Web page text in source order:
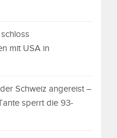
mit USA in
Schweiz angereist –
sperrt die 93-